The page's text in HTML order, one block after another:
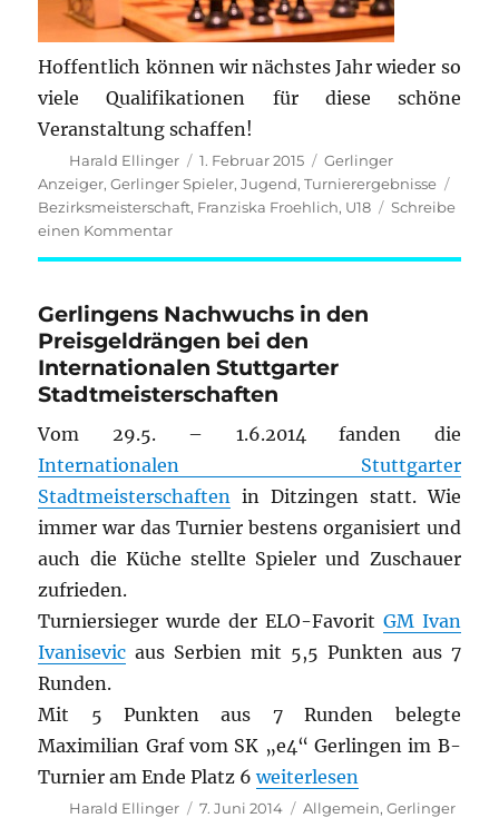
Hoffentlich können wir nächstes Jahr wieder so
viele Qualifikationen für diese schöne
Veranstaltung schaffen!
Autor
Harald Ellinger
Veröffentlicht
am
1. Februar 2015 Kategorien
Gerlinger
Anzeiger,Gerlinger Spieler,Jugend,Turnierergebnisse
Bezirksmeisterschaft, Franziska Froehlich, U18
Schreibe
einen Kommentarzu
Froehlich
ist
U18-
Bezirksmeisterin
Gerlingens Nachwuchs in den
Preisgeldrängen bei den
Internationalen Stuttgarter
Stadtmeisterschaften
Vom 29.5. – 1.6.2014 fanden die
Internationalen Stuttgarter
Stadtmeisterschaften in Ditzingen statt. Wie
immer war das Turnier bestens organisiert und
auch die Küche stellte Spieler und Zuschauer
zufrieden.
Turniersieger wurde der ELO-Favorit GM Ivan
Ivanisevic aus Serbien mit 5,5 Punkten aus 7
Runden.
Mit 5 Punkten aus 7 Runden belegte
Maximilian Graf vom SK „e4“ Gerlingen im B-
Turnier am Ende Platz 6„Gerlingens Nachwuchs
weiterlesen
Autor
Harald Ellinger
Veröffentlicht
7. Juni 2014 Kategorien
Allgemein,Gerlinger